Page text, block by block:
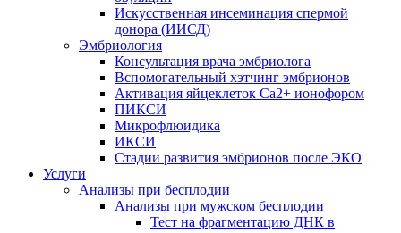
Искусственная инсеминация спермой
донора (ИИСД)
Эмбриология
Консультация врача эмбриолога
Вспомогательный хэтчинг эмбрионов
Активация яйцеклеток Са2+ ионофором
ПИКСИ
Микрофлюидика
ИКСИ
Стадии развития эмбрионов после ЭКО
Услуги
Анализы при бесплодии
Анализы при мужском бесплодии
Тест на фрагментацию ДНК в